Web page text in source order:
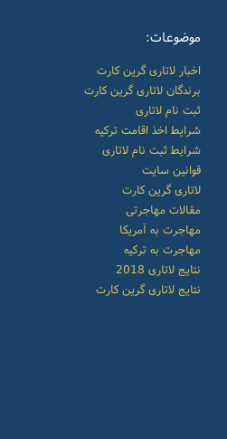
موضوعات:
اخبار لاتاری گرین کارت
برندگان لاتاری گرین کارت
ثبت نام لاتاری
شرایط اخذ اقامت ترکیه
شرایط ثبت نام لاتاری
قوانین سایت
لاتاری گرین کارت
مقالات مهاجرتی
مهاجرت به آمریکا
مهاجرت به ترکیه
نتایج لاتاری 2018
نتایج لاتاری گرین کارت